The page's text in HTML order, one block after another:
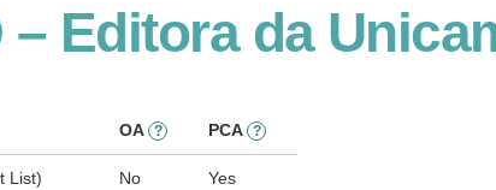
– Editora da
OA ? PCA ?
List) No Yes